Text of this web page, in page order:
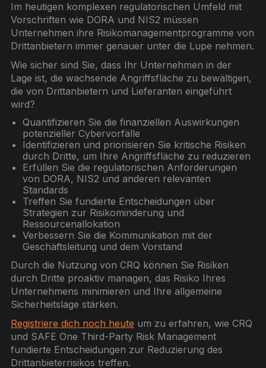
Im heutigen komplexen regulatorischen Umfeld mit
Vorschriften wie DORA und NIS2 müssen
Unternehmen ihre Risikomanagementprogramme von
Drittanbietern immer genauer unter die Lupe nehmen.
Wie sicher sind Sie, dass Ihr Unternehmen in der
Lage ist, die wachsende Angriffsfläche zu bewältigen,
die von Drittanbietern und Lieferanten eingeführt
wird?
Quantifizieren Sie die finanziellen Auswirkungen
potenzieller Cybervorfälle
Identifizieren und priorisieren Sie kritische Risiken
durch Dritte, um Ihre Angriffsfläche zu reduzieren
Erfüllen Sie die regulatorischen Anforderungen
von DORA, NIS2 und anderen relevanten
Standards
Treffen Sie fundierte Entscheidungen über
Strategien zur Risikominderung und
Ressourcenallokation
Verbessern Sie die Kommunikation mit der
Geschäftsleitung und dem Vorstand
Durch die Nutzung von CRQ können Sie Risiken
durch Dritte proaktiv managen, das Risiko Ihres
Unternehmens minimieren und Ihre allgemeine
Sicherheitslage stärken.
Registriere dich noch heute um zu erfahren, wie CRQ
und SAFE One Third-Party Risk Management
fundierte Entscheidungen zur Reduzierung des
Drittanbieterrisikos treffen.